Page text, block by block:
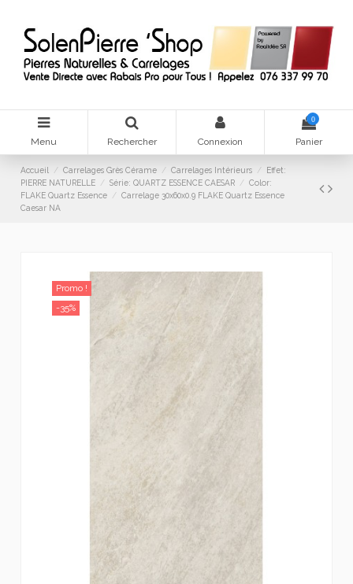
Menu Rechercher Connexion
0
Panier
Accueil Carrelages Grès Cérame Carrelages Intérieurs
Effet:
PIERRE NATURELLE
Série: QUARTZ ESSENCE CAESAR
Color:
FLAKE Quartz Essence
Carrelage 30x60x0.9 FLAKE Quartz Essence
Caesar NA
Promo !
-35%